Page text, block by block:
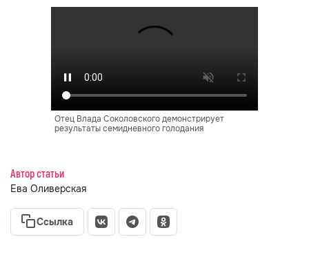
Отец Влада Соколовского демонстрирует
результаты семидневного голодания
Автор статьи
Ева Оливерская
Ссылка